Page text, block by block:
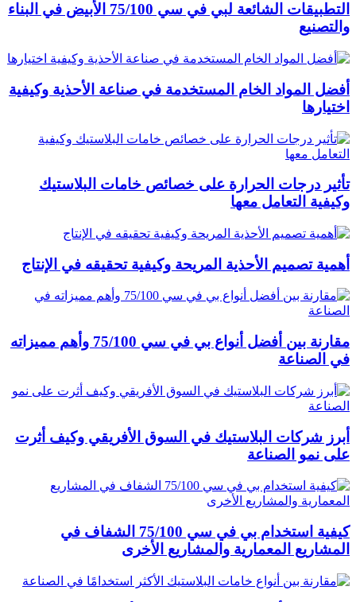
التطبيقات الشائعة لبي في سي 75/100 الأبيض في البناء
والتصنيع
أفضل المواد الخام المستخدمة في صناعة الأحذية وكيفية
اختيارها
تأثير درجات الحرارة على خصائص خامات البلاستيك
وكيفية التعامل معها
أهمية تصميم الأحذية المريحة وكيفية تحقيقه في الإنتاج
مقارنة بين أفضل أنواع بي في سي 75/100 وأهم مميزاته
في الصناعة
أبرز شركات البلاستيك في السوق الأفريقي وكيف أثرت
على نمو الصناعة
كيفية استخدام بي في سي 75/100 الشفاف في
المشاريع المعمارية والمشاريع الأخرى